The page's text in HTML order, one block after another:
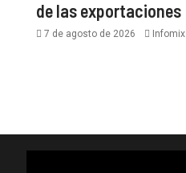
de las exportaciones
7 de agosto de 2026 Infomix